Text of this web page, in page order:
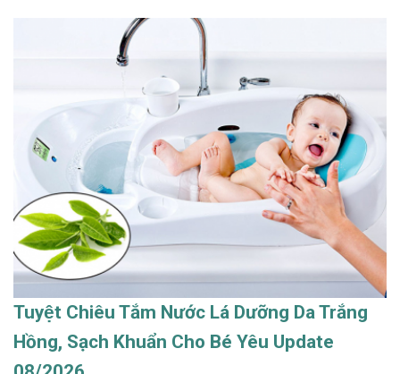
Tuyệt Chiêu Tắm Nước Lá Dưỡng Da Trắng
Hồng, Sạch Khuẩn Cho Bé Yêu Update